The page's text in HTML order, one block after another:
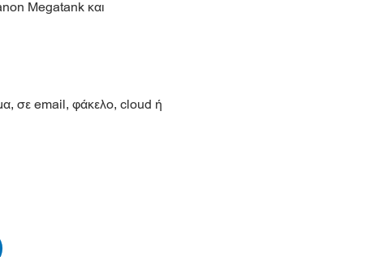
Megatank και
σε email, φάκελο, cloud ή